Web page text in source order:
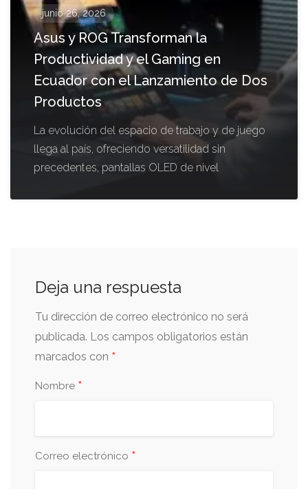
junio 26, 2026
Asus y ROG Transforman la
Productividad y el Gaming en
Ecuador con el Lanzamiento de Dos
Productos
La evolución del espacio de trabajo y de juego
llega al país, ofreciendo versatilidad sin
precedentes, pantallas OLED de nivel
Deja una respuesta
Tu dirección de correo electrónico no será
publicada. Los campos obligatorios están
marcados con *
Nombre *
Correo electrónico *